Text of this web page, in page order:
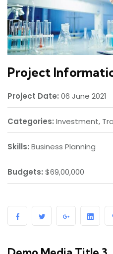
Project
Project Date: 06 June 2021
Categories: Investment,
Skills: Business Planning
Budgets: $69,00,000